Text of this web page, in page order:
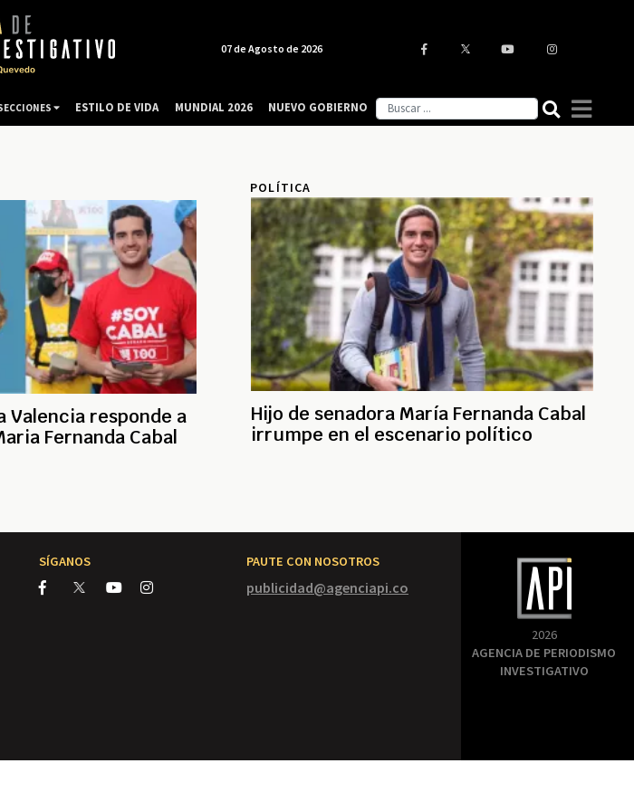
Valencia responde a
Fernanda Cabal
POLÍTICA
Hijo de senadora María Fernanda Cabal
irrumpe en el escenario político
SÍGANOS PAUTE CON NOSOTROS
publicidad@agenciapi.co
2026
AGENCIA DE PERIODISMO
INVESTIGATIVO
07 de Agosto de 2026
ESTILO DE VIDA MUNDIAL 2026 NUEVO GOBIERNO